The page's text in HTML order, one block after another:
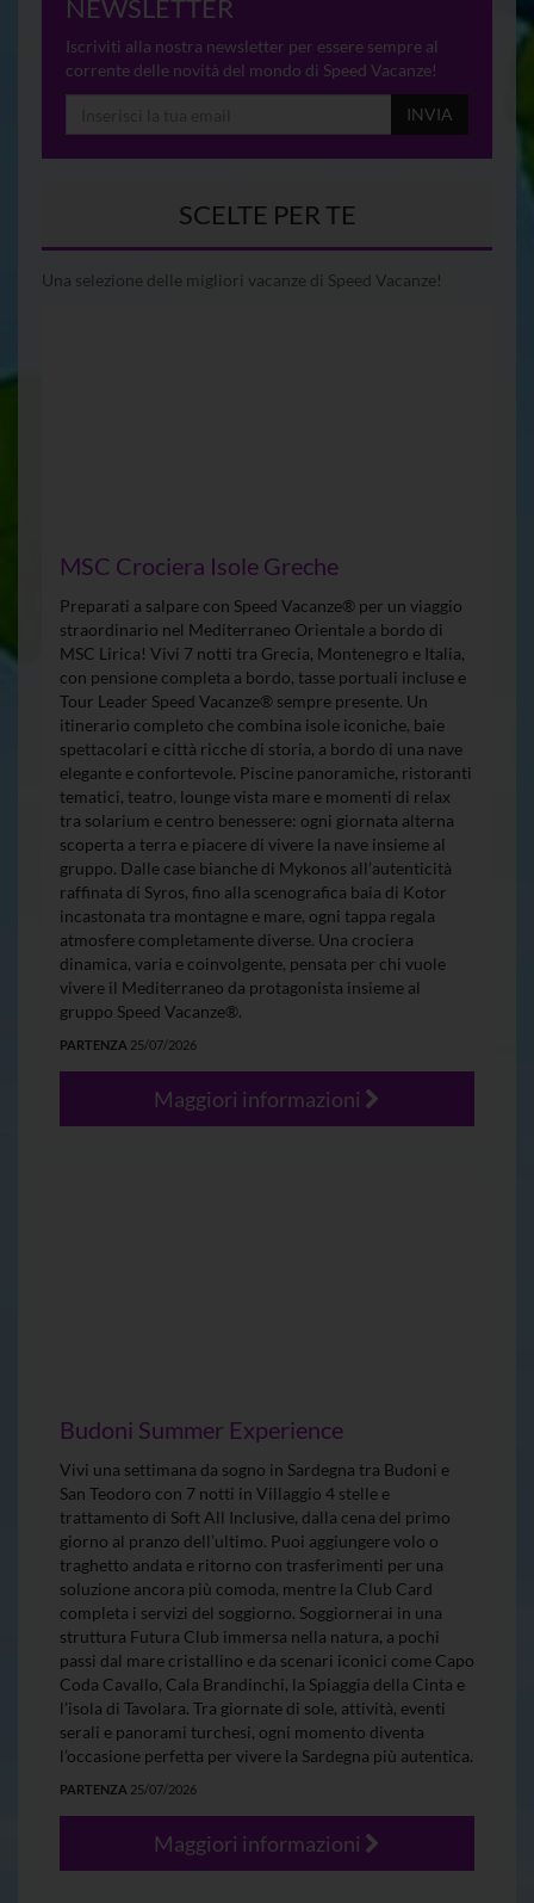
NEWSLETTER
Iscriviti alla nostra newsletter per essere sempre al
corrente delle novità del mondo di Speed Vacanze!
INVIA
SCELTE PER TE
Una selezione delle migliori vacanze di Speed Vacanze!
MSC Crociera Isole Greche
Preparati a salpare con Speed Vacanze® per un viaggio
straordinario nel Mediterraneo Orientale a bordo di
MSC Lirica! Vivi 7 notti tra Grecia, Montenegro e Italia,
con pensione completa a bordo, tasse portuali incluse e
Tour Leader Speed Vacanze® sempre presente. Un
itinerario completo che combina isole iconiche, baie
spettacolari e città ricche di storia, a bordo di una nave
elegante e confortevole. Piscine panoramiche, ristoranti
tematici, teatro, lounge vista mare e momenti di relax
tra solarium e centro benessere: ogni giornata alterna
scoperta a terra e piacere di vivere la nave insieme al
gruppo. Dalle case bianche di Mykonos all’autenticità
raffinata di Syros, fino alla scenografica baia di Kotor
incastonata tra montagne e mare, ogni tappa regala
atmosfere completamente diverse. Una crociera
dinamica, varia e coinvolgente, pensata per chi vuole
vivere il Mediterraneo da protagonista insieme al
gruppo Speed Vacanze®.
PARTENZA 25/07/2026
Maggiori informazioni
Budoni Summer Experience
Vivi una settimana da sogno in Sardegna tra Budoni e
San Teodoro con 7 notti in Villaggio 4 stelle e
trattamento di Soft All Inclusive, dalla cena del primo
giorno al pranzo dell’ultimo. Puoi aggiungere volo o
traghetto andata e ritorno con trasferimenti per una
soluzione ancora più comoda, mentre la Club Card
completa i servizi del soggiorno. Soggiornerai in una
struttura Futura Club immersa nella natura, a pochi
passi dal mare cristallino e da scenari iconici come Capo
Coda Cavallo, Cala Brandinchi, la Spiaggia della Cinta e
l’isola di Tavolara. Tra giornate di sole, attività, eventi
serali e panorami turchesi, ogni momento diventa
l’occasione perfetta per vivere la Sardegna più autentica.
PARTENZA 25/07/2026
Maggiori informazioni